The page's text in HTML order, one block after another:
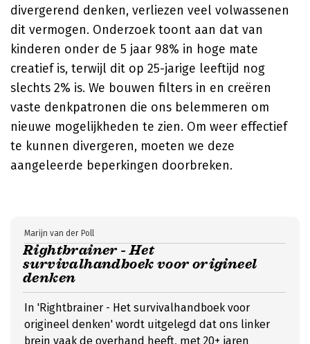
divergerend denken, verliezen veel volwassenen
dit vermogen. Onderzoek toont aan dat van
kinderen onder de 5 jaar 98% in hoge mate
creatief is, terwijl dit op 25-jarige leeftijd nog
slechts 2% is. We bouwen filters in en creëren
vaste denkpatronen die ons belemmeren om
nieuwe mogelijkheden te zien. Om weer effectief
te kunnen divergeren, moeten we deze
aangeleerde beperkingen doorbreken.
Rightbrainer - Het
survivalhandboek voor origineel
denken
Marijn van der Poll
In 'Rightbrainer - Het survivalhandboek voor
origineel denken' wordt uitgelegd dat ons linker
brein vaak de overhand heeft, met 20+ jaren